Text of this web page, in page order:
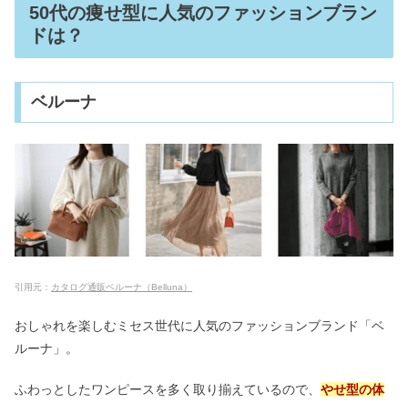
50代の痩せ型に人気のファッションブラン
ドは？
ベルーナ
引用元： カタログ通販ベルーナ（Belluna）
おしゃれを楽しむミセス世代に人気のファッションブランド「ベ
ルーナ」。
ふわっとしたワンピースを多く取り揃えているので、 やせ型の体